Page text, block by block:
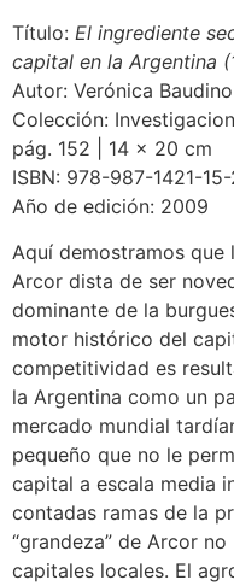
Título: El ingrediente
capital en la Argentina
Autor: Verónica Baudino
Colección:
pág. 152 | 14 x 20 cm
ISBN: 978-987-1421-
Año de edición: 2009
Aquí demostramos que
Arcor dista de ser
dominante de la
motor histórico del
competitividad es
la Argentina como un
mercado mundial
pequeño que no le
capital a escala media
contadas ramas de la
“grandeza” de Arcor
capitales locales. El